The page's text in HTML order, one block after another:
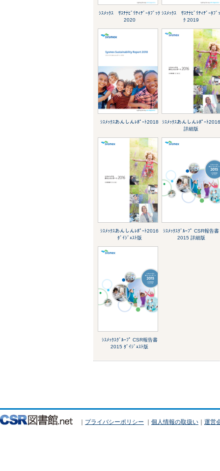
ｼｽﾒｯｸｽ ｻｽﾃﾅﾋﾞﾘﾃｨﾃﾞｰﾀﾌﾞｯｸ
2020
ｼｽﾒｯｸｽ ｻｽﾃﾅﾋﾞﾘﾃｨﾃﾞｰﾀﾌﾞ
ｸ 2019
ｼｽﾒｯｸｽあんしんﾚﾎﾟｰﾄ2018
ｼｽﾒｯｸｽあんしんﾚﾎﾟｰﾄ2016
詳細版
ｼｽﾒｯｸｽあんしんﾚﾎﾟｰﾄ2016
ﾀﾞｲｼﾞｪｽﾄ版
ｼｽﾒｯｸｽｸﾞﾙｰﾌﾟ CSR報告書
2015 詳細版
ｼｽﾒｯｸｽｸﾞﾙｰﾌﾟ CSR報告書
2015 ﾀﾞｲｼﾞｪｽﾄ版
｜ プライバシーポリシー ｜ 個人情報の取扱い ｜ 運営